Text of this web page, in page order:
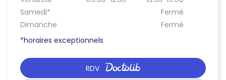
Samedi*
Fermé
Dimanche
Fermé
*horaires exceptionnels
RDV